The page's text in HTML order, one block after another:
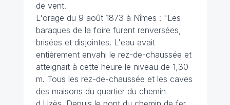
de vent.
L'orage du 9 août 1873 à Nîmes : "Les
baraques de la foire furent renversées,
brisées et disjointes. L'eau avait
entièrement envahi le rez-de-chaussée et
atteignait à cette heure le niveau de 1,30
m. Tous les rez-de-chaussée et les caves
des maisons du quartier du chemin